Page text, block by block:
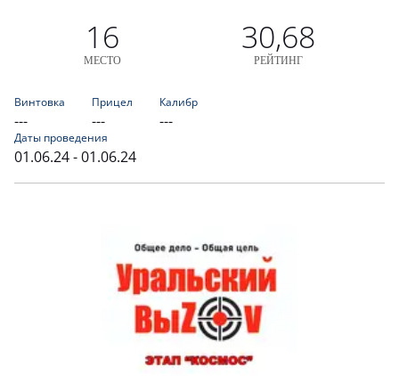
16
МЕСТО
30,68
РЕЙТИНГ
Винтовка
---
Прицел
---
Калибр
---
Даты проведения
01.06.24 - 01.06.24